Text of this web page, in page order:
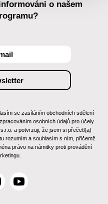
o našem
se zasíláním obchodních sdělení
osobních údajů pro účely
a potvrzuji, že jsem si přečetl(a)
rozumím a souhlasím s ním, přičemž
právo na námitky proti provádění
Y